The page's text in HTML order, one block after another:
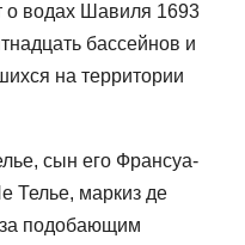
о водах Шавиля 1693
бассейнов и
на территории
сын его Франсуа-
Телье, маркиз де
подобающим